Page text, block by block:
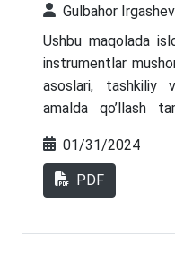
Gulbahor
Ushbu maqolada
instrumentlar
asoslari, tashkiliy
amalda qo’llash
yoritib berilgan.
O’zbekistonda ichki
01/31/2024
PDF